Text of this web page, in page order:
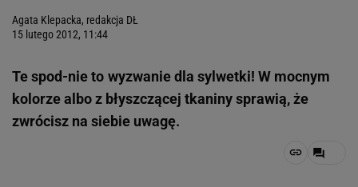
Agata Klepacka, redakcja DŁ
15 lutego 2012, 11:44
Te spod-nie to wyzwanie dla sylwetki! W mocnym
kolorze albo z błyszczącej tkaniny sprawią, że
zwrócisz na siebie uwagę.